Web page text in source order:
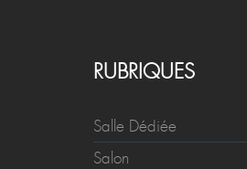
RUBRIQUES
Salle Dédiée
Salon